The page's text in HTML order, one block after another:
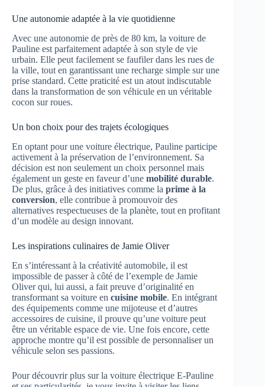
Une autonomie adaptée à la vie quotidienne
Avec une autonomie de près de 80 km, la voiture de
Pauline est parfaitement adaptée à son style de vie
urbain. Elle peut facilement se faufiler dans les rues de
la ville, tout en garantissant une recharge simple sur une
prise standard. Cette praticité est un atout indiscutable
dans la transformation de son véhicule en un véritable
cocon sur roues.
Un bon choix pour des trajets écologiques
En optant pour une voiture électrique, Pauline participe
activement à la préservation de l’environnement. Sa
décision est non seulement un choix personnel mais
également un geste en faveur d’une mobilité durable.
De plus, grâce à des initiatives comme la prime à la
conversion, elle contribue à promouvoir des
alternatives respectueuses de la planète, tout en profitant
d’un modèle au design innovant.
Les inspirations culinaires de Jamie Oliver
En s’intéressant à la créativité automobile, il est
impossible de passer à côté de l’exemple de Jamie
Oliver qui, lui aussi, a fait preuve d’originalité en
transformant sa voiture en cuisine mobile. En intégrant
des équipements comme une mijoteuse et d’autres
accessoires de cuisine, il prouve qu’une voiture peut
être un véritable espace de vie. Une fois encore, cette
approche montre qu’il est possible de personnaliser un
véhicule selon ses passions.
Pour découvrir plus sur la voiture électrique E-Pauline